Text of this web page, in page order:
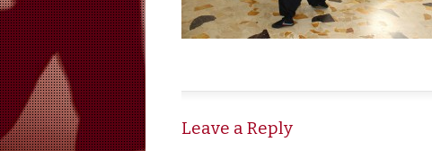
Leave a Reply